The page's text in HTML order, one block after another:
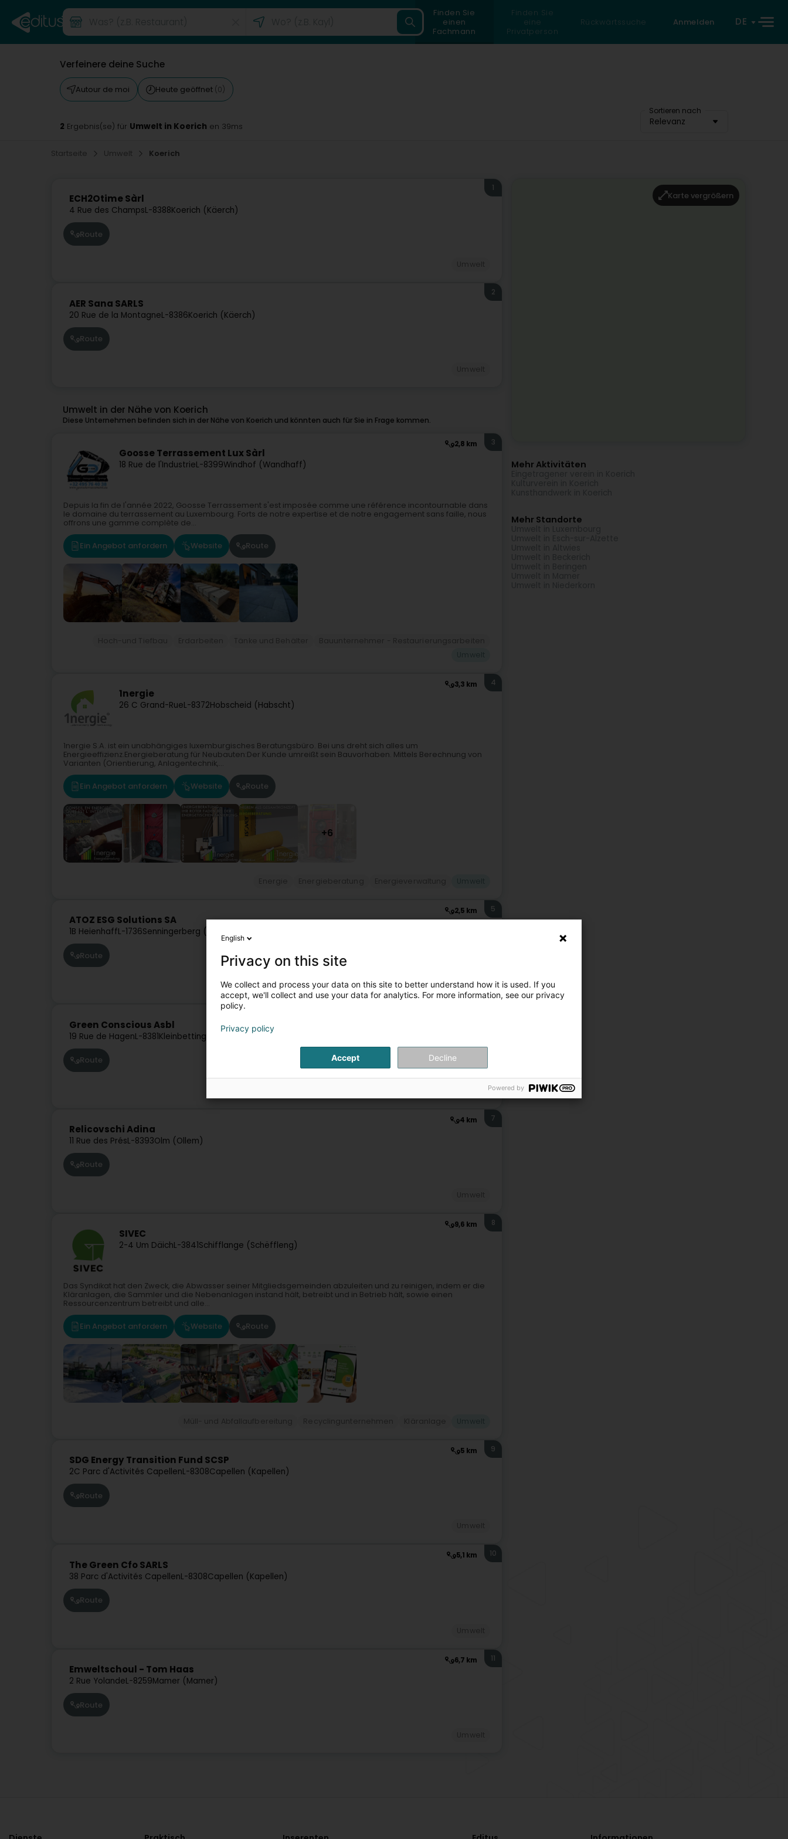
Finden Sie
einen
Fachmann
Finden Sie
eine
Privatperson
Rückwärtssuche Anmelden DE
Verfeinere deine Suche
Autour de moi Heute geöffnet (0)
Sortieren nach
Relevanz
2 Ergebnis(se) für Umwelt in Koerich en 39ms
Startseite Umwelt Koerich
ECH2Otime Sàrl
4 Rue des ChampsL-8388Koerich (Käerch)
1
Route
AER Sana SARLS
20 Rue de la MontagneL-8386Koerich (Käerch)
2
Route
Umwelt in der Nähe von Koerich
Diese Unternehmen befinden sich in der Nähe von Koerich und könnten auch für Sie in Frage kommen.
2,8 km
Goosse Terrassement Lux Sàrl
18 Rue de l'IndustrieL-8399Windhof (Wandhaff)
3
Depuis la fin de l'année 2022, Goosse Terrassement s'est imposée comme une référence incontournable dans
le domaine du terrassement au Luxembourg. Forts de notre expertise et de notre engagement sans faille, nous
offrons une gamme complète de...
Ein Angebot anfordern Website Route
3,3 km
1nergie
26 C Grand-RueL-8372Hobscheid (Habscht)
4
1nergie S.A. ist ein unabhängiges luxemburgisches Beratungsbüro. Bei uns dreht sich alles um
Energieeffizienz.Energieberatung für Neubauten:Der Kunde umreißt sein Bauvorhaben. Mittels Berechnung von
Varianten (Orientierung, Anlagentechnik,...
Ein Angebot anfordern Website Route
+6
2,5 km
ATOZ ESG Solutions SA
1B HeienhaffL-1736Senningerberg (Sennengerbierg)
5
Route
Umwelt
Green Conscious Asbl
19 Rue de HagenL-8381Kleinbettingen (Klengbetten)
Route
4 km
Relicovschi Adina
11 Rue des PrésL-8393Olm (Ollem)
7
Route
9,6 km
SIVEC
2-4 Um DäichL-3841Schifflange (Schëffleng)
8
Das Syndikat hat den Zweck, die Abwasser seiner Mitgliedsgemeinden abzuleiten und zu reinigen, indem er die
Kläranlagen, die Sammler und die Nebenanlagen instand hält, betreibt und in Betrieb hält, sowie einen
Ressourcenzentrum betreibt und alle...
Ein Angebot anfordern Website Route
5 km
SDG Energy Transition Fund SCSP
2C Parc d'Activités CapellenL-8308Capellen (Kapellen)
9
Route
5,1 km
The Green Cfo SARLS
38 Parc d'Activités CapellenL-8308Capellen (Kapellen)
10
Route
6,7 km
Emweltschoul - Tom Haas
2 Rue YolandeL-8259Mamer (Mamer)
11
Route
Karte vergrößern
Mehr Aktivitäten
Mehr Standorte
English
Privacy on this site
We collect and process your data on this site to better understand how it is used. If you
accept, we'll collect and use your data for analytics. For more information, see our privacy
policy.
Privacy policy
Accept Decline
Powered by